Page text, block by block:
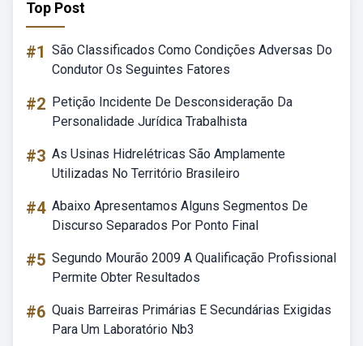
Top Post
#1 São Classificados Como Condições Adversas Do
Condutor Os Seguintes Fatores
#2 Petição Incidente De Desconsideração Da
Personalidade Jurídica Trabalhista
#3 As Usinas Hidrelétricas São Amplamente
Utilizadas No Território Brasileiro
#4 Abaixo Apresentamos Alguns Segmentos De
Discurso Separados Por Ponto Final
#5 Segundo Mourão 2009 A Qualificação Profissional
Permite Obter Resultados
#6 Quais Barreiras Primárias E Secundárias Exigidas
Para Um Laboratório Nb3